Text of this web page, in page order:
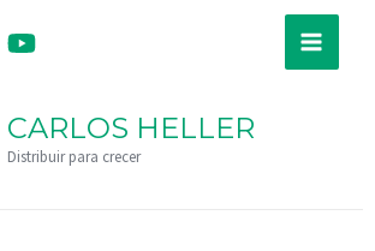
Main
CARLOS HELLER
Distribuir para crecer